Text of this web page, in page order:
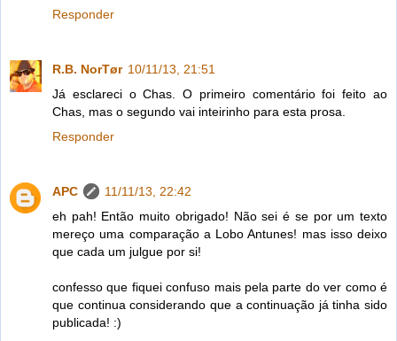
Responder
R.B. NorTør 10/11/13, 21:51
Já esclareci o Chas. O primeiro comentário foi feito ao
Chas, mas o segundo vai inteirinho para esta prosa.
Responder
APC
11/11/13, 22:42
eh pah! Então muito obrigado! Não sei é se por um texto
mereço uma comparação a Lobo Antunes! mas isso deixo
que cada um julgue por si!
confesso que fiquei confuso mais pela parte do ver como é
que continua considerando que a continuação já tinha sido
publicada! :)